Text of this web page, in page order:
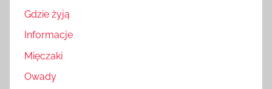
Gdzie żyją
Informacje
Mięczaki
Owady